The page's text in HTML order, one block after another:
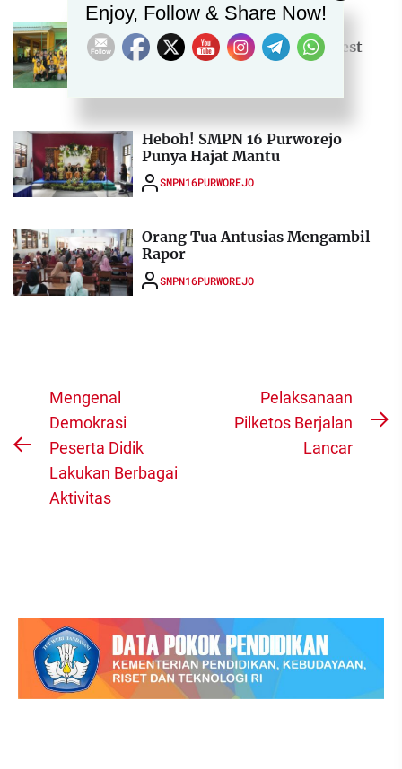
Cek Kebugaran, SMPN 16
Purworejo Ikuti Rockport Test
dan Screening
Heboh! SMPN 16 Purworejo
Punya Hajat Mantu
SMPN16PURWOREJO
Orang Tua Antusias Mengambil
Rapor
SMPN16PURWOREJO
Navigasi
pos
Previous
Mengenal
Demokrasi
Peserta Didik
Lakukan Berbagai
Aktivitas
Pelaksanaan
Pilketos Berjalan
Lancar
Enjoy, Follow & Share Now!